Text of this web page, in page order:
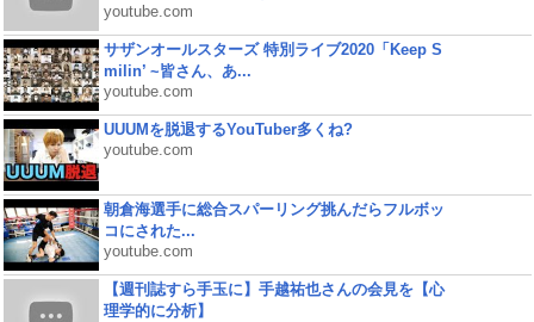
youtube.com
サザンオールスターズ 特別ライブ2020「Keep S
milin’ ~皆さん、あ...
youtube.com
UUUMを脱退するYouTuber多くね?
youtube.com
朝倉海選手に総合スパーリング挑んだらフルボッ
コにされた...
youtube.com
【週刊誌すら手玉に】手越祐也さんの会見を【心
理学的に分析】